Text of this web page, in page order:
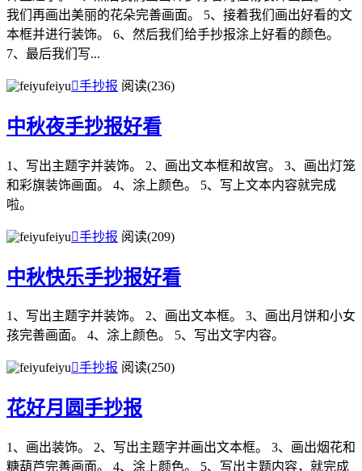
我们再画出美丽的花朵完善画面。 5、接着我们画出好看的文
本框并进行装饰。 6、然后我们给手抄报涂上好看的颜色。
7、最后我们写...
feiyu手抄报 阅读(236)
中秋夜手抄报好看
1、写出主题字并装饰。 2、画出文本框和故宫。 3、画出灯笼
和彩旗装饰画面。 4、涂上颜色。 5、写上文本内容就完成
啦。
feiyu手抄报 阅读(209)
中秋快乐手抄报好看
1、写出主题字并装饰。 2、画出文本框。 3、画出月饼和小女
孩完善画面。 4、涂上颜色。 5、写出文字内容。
feiyu手抄报 阅读(250)
花好月圆手抄报
1、画出装饰。 2、写出主题字并画出文本框。 3、画出烟花和
糖葫芦完善画面。 4、涂上颜色。 5、写出主题内容，就完成